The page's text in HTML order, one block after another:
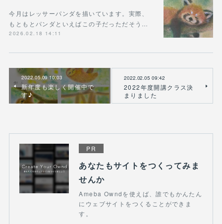
今月はレッサーパンダを描いています。実際、
もともとパンダといえばこの子だっただそう…
2026.02.18 14:11
2022.05.09 10:03
新年度も楽しく開催中で
す♪
2022.02.05 09:42
2022年度開講クラス決
まりました
PR
あなたもサイトをつくってみま
せんか
Ameba Owndを使えば、誰でもかんたん
にウェブサイトをつくることができま
す。